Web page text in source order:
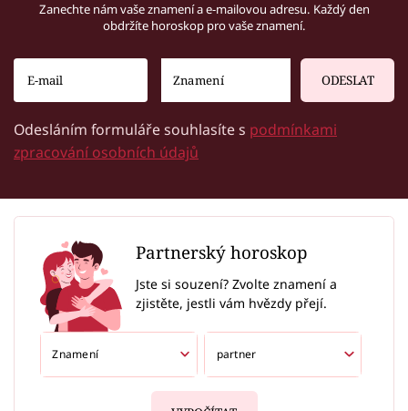
Zanechte nám vaše znamení a e-mailovou adresu. Každý den
obdržíte horoskop pro vaše znamení.
ODESLAT
Odesláním formuláře souhlasíte s podmínkami
zpracování osobních údajů
Partnerský horoskop
Jste si souzení? Zvolte znamení a
zjistěte, jestli vám hvězdy přejí.